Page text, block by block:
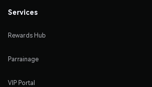
Services
Rewards Hub
Parrainage
VIP Portal